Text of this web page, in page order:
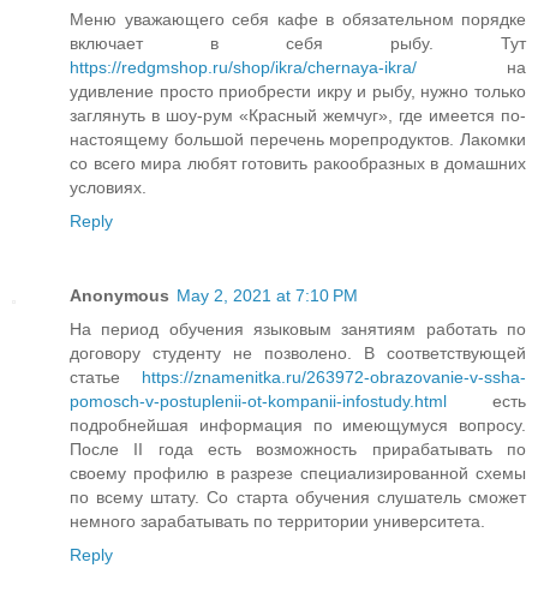
Меню уважающего себя кафе в обязательном порядке
включает в себя рыбу. Тут
https://redgmshop.ru/shop/ikra/chernaya-ikra/ на
удивление просто приобрести икру и рыбу, нужно только
заглянуть в шоу-рум «Красный жемчуг», где имеется по-
настоящему большой перечень морепродуктов. Лакомки
со всего мира любят готовить ракообразных в домашних
условиях.
Reply
Anonymous May 2, 2021 at 7:10 PM
На период обучения языковым занятиям работать по
договору студенту не позволено. В соответствующей
статье https://znamenitka.ru/263972-obrazovanie-v-ssha-
pomosch-v-postuplenii-ot-kompanii-infostudy.html есть
подробнейшая информация по имеющумуся вопросу.
После II года есть возможность прирабатывать по
своему профилю в разрезе специализированной схемы
по всему штату. Со старта обучения слушатель сможет
немного зарабатывать по территории университета.
Reply